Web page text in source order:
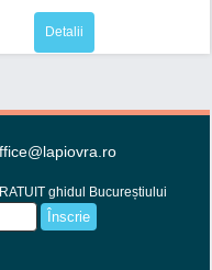
Detalii
ghidul Bucureștiului
Înscrie